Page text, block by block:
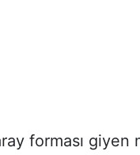
forması giyen